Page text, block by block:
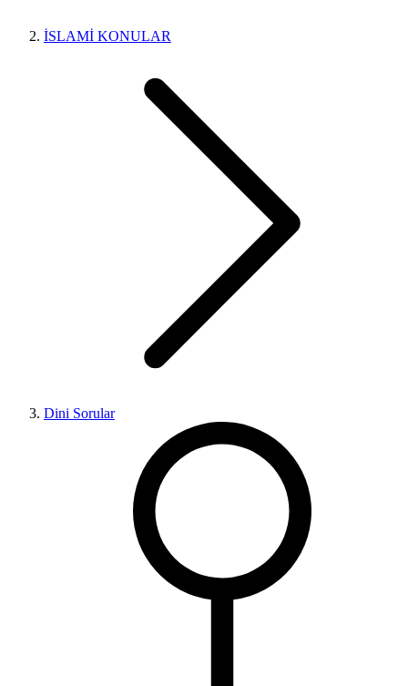
İSLAMİ KONULAR
Dini Sorular